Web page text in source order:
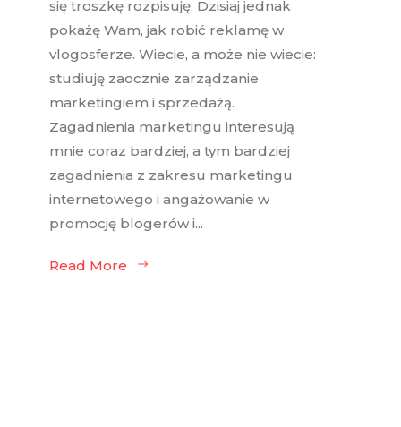
się troszkę rozpisuję. Dzisiaj jednak
pokażę Wam, jak robić reklamę w
vlogosferze. Wiecie, a może nie wiecie:
studiuję zaocznie zarządzanie
marketingiem i sprzedażą.
Zagadnienia marketingu interesują
mnie coraz bardziej, a tym bardziej
zagadnienia z zakresu marketingu
internetowego i angażowanie w
promocję blogerów i...
Read More